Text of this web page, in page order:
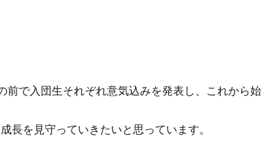
で入団生それぞれ意気込みを発表し、これから始
長を見守っていきたいと思っています。